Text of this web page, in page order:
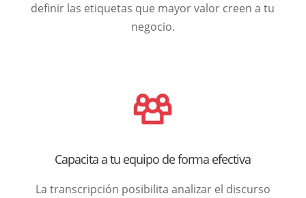
definir las etiquetas que mayor valor creen a tu
negocio.
Capacita a tu equipo de forma efectiva
La transcripción posibilita analizar el discurso